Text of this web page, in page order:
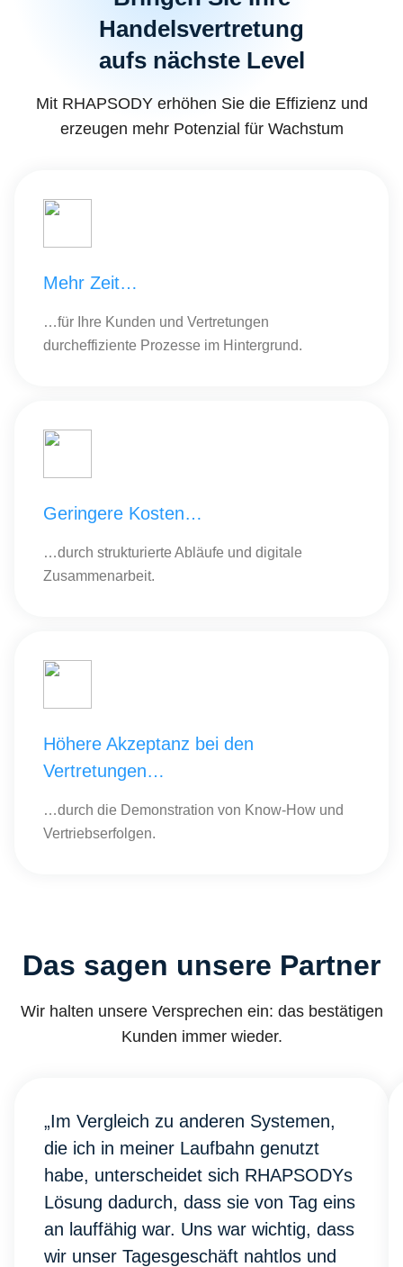
Handelsvertretung
aufs nächste Level
Mit RHAPSODY erhöhen Sie die Effizienz und
erzeugen mehr Potenzial für Wachstum
Mehr Zeit…
…für Ihre Kunden und Vertretungen
durcheffiziente Prozesse im Hintergrund.
Geringere Kosten…
…durch strukturierte Abläufe und digitale
Zusammenarbeit.
Höhere Akzeptanz bei den
Vertretungen…
…durch die Demonstration von Know-How und
Vertriebserfolgen.
Das sagen unsere Partner
Wir halten unsere Versprechen ein: das bestätigen
Kunden immer wieder.
„Im Vergleich zu anderen Systemen,
die ich in meiner Laufbahn genutzt
habe, unterscheidet sich RHAPSODYs
Lösung dadurch, dass sie von Tag eins
an lauffähig war. Uns war wichtig, dass
wir unser Tagesgeschäft nahtlos und